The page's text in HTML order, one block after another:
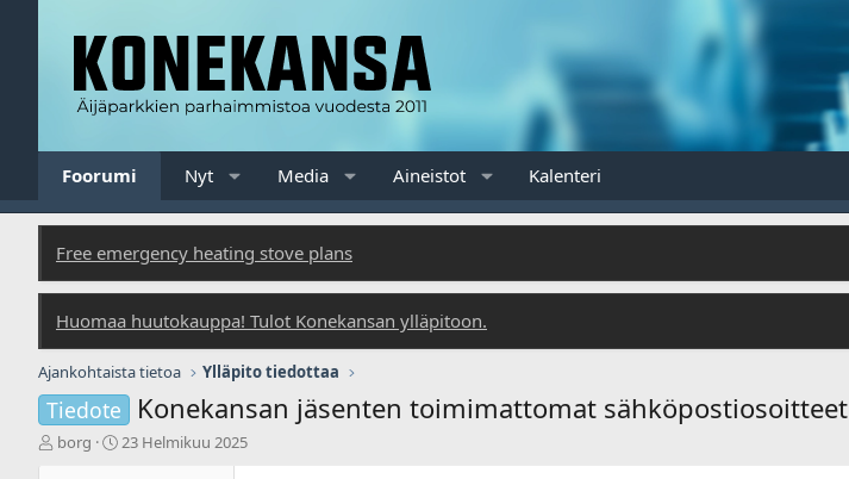
Foorumi Nyt Media Aineistot Kalenteri
Free emergency heating stove plans
Huomaa huutokauppa! Tulot Konekansan ylläpitoon.
Ajankohtaista tietoa Ylläpito tiedottaa
Tiedote Konekansan jäsenten toimimattomat sähköpostiosoitteet
V
borg
A
23 Helmikuu 2025